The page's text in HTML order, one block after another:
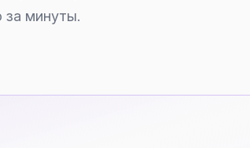
за минуты.